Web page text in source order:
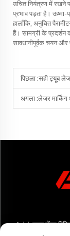
उचित नियंत्रण में रखने
प्रभाव पड़ता है। ऊष्मा-
हालाँकि, अनुचित
हैं। सामग्री के प्रदर्शन
सावधानीपूर्वक चयन और
पिछला :सही ट्यूब
अगला :लेजर मार्किंग
Add: युनशु सेंटर